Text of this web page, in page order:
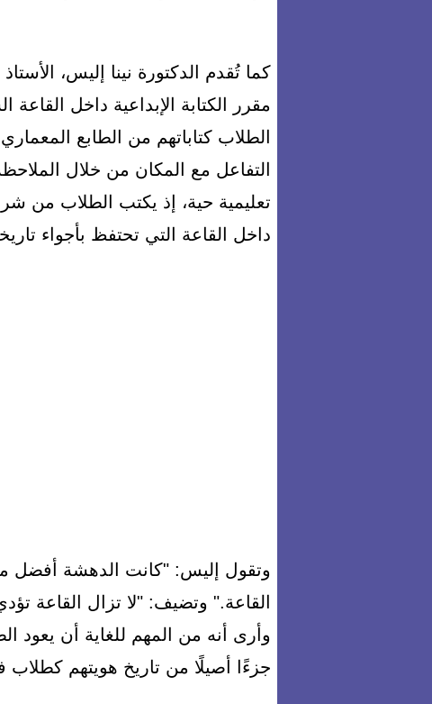
كما تُقدم الدكتورة نينا إليس،
مقرر الكتابة الإبداعية داخل
الطلاب كتاباتهم من الطابع
التفاعل مع المكان من خلال
تعليمية حية، إذ يكتب الطلاب
داخل القاعة التي تحتفظ بأجواء تاريخية
وتقول إليس: "كانت الدهشة أفضل
القاعة." وتضيف: "لا تزال القاعة
وأرى أنه من المهم للغاية أن يعود
جزءًا أصيلًا من تاريخ هويتهم كطلاب